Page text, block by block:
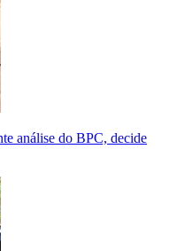
análise do BPC, decide